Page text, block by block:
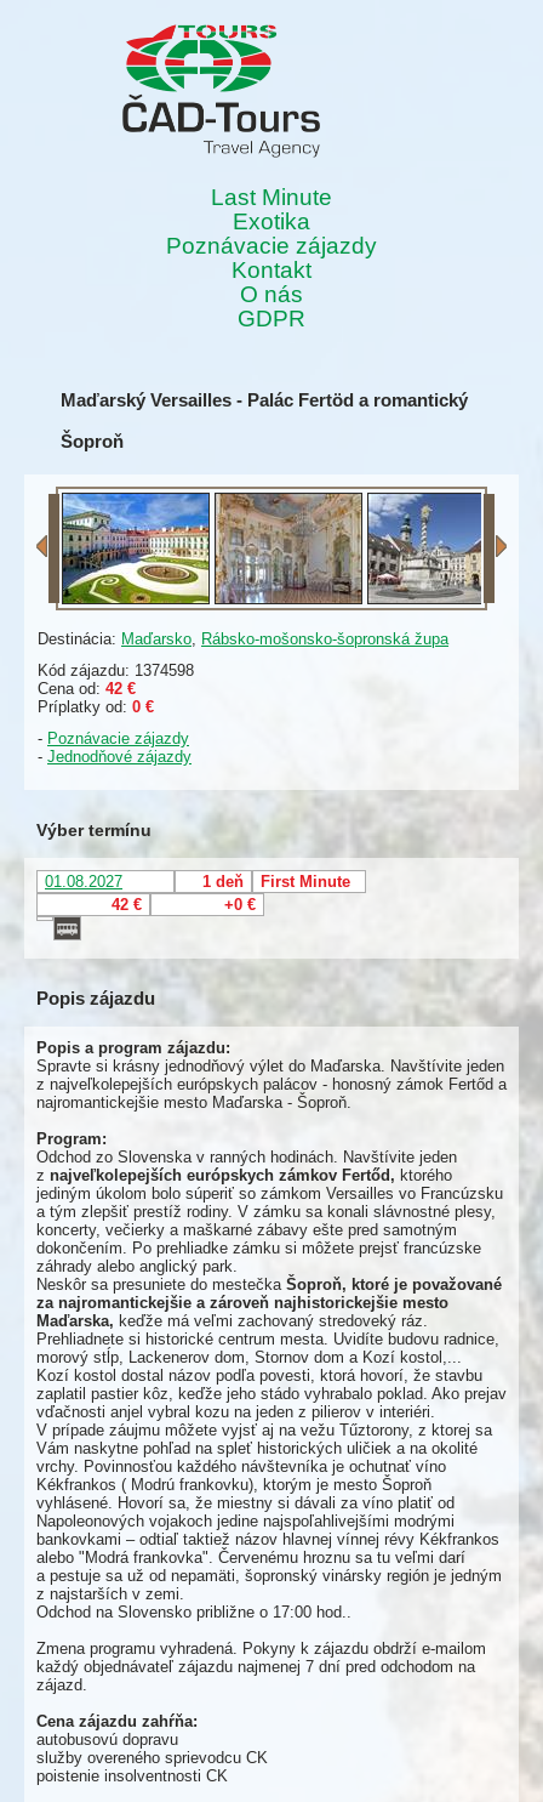
Last Minute
Exotika
Poznávacie zájazdy
Kontakt
O nás
GDPR
Maďarský Versailles - Palác Fertöd a romantický
Šoproň
Destinácia: Maďarsko, Rábsko-mošonsko-šopronská župa
Kód zájazdu: 1374598
Cena od: 42 €
Príplatky od: 0 €
- Poznávacie zájazdy
- Jednodňové zájazdy
Výber termínu
01.08.2027 1 deň
First Minute
42 €
+0 €
Popis zájazdu
Popis a program zájazdu:
Spravte si krásny jednodňový výlet do Maďarska. Navštívite jeden
z najveľkolepejších európskych palácov - honosný zámok Fertőd a
najromantickejšie mesto Maďarska - Šoproň.
Program:
Odchod zo Slovenska v ranných hodinách. Navštívite jeden
z najveľkolepejších európskych zámkov Fertőd, ktorého
jediným úkolom bolo súperiť so zámkom Versailles vo Francúzsku
a tým zlepšiť prestíž rodiny. V zámku sa konali slávnostné plesy,
koncerty, večierky a maškarné zábavy ešte pred samotným
dokončením. Po prehliadke zámku si môžete prejsť francúzske
záhrady alebo anglický park.
Neskôr sa presuniete do mestečka Šoproň, ktoré je považované
za najromantickejšie a zároveň najhistorickejšie mesto
Maďarska, keďže má veľmi zachovaný stredoveký ráz.
Prehliadnete si historické centrum mesta. Uvidíte budovu radnice,
morový stĺp, Lackenerov dom, Stornov dom a Kozí kostol,...
Kozí kostol dostal názov podľa povesti, ktorá hovorí, že stavbu
zaplatil pastier kôz, keďže jeho stádo vyhrabalo poklad. Ako prejav
vďačnosti anjel vybral kozu na jeden z pilierov v interiéri.
V prípade záujmu môžete vyjsť aj na vežu Tűztorony, z ktorej sa
Vám naskytne pohľad na spleť historických uličiek a na okolité
vrchy. Povinnosťou každého návštevníka je ochutnať víno
Kékfrankos ( Modrú frankovku), ktorým je mesto Šoproň
vyhlásené. Hovorí sa, že miestny si dávali za víno platiť od
Napoleonových vojakoch jedine najspoľahlivejšími modrými
bankovkami – odtiaľ taktiež názov hlavnej vínnej révy Kékfrankos
alebo "Modrá frankovka". Červenému hroznu sa tu veľmi darí
a pestuje sa už od nepamäti, šopronský vinársky región je jedným
z najstarších v zemi.
Odchod na Slovensko približne o 17:00 hod..
Zmena programu vyhradená. Pokyny k zájazdu obdrží e-mailom
každý objednávateľ zájazdu najmenej 7 dní pred odchodom na
zájazd.
Cena zájazdu zahŕňa:
autobusovú dopravu
služby overeného sprievodcu CK
poistenie insolventnosti CK